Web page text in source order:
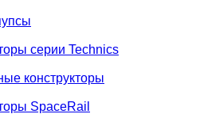
серии Technics
конструкторы
SpaceRail